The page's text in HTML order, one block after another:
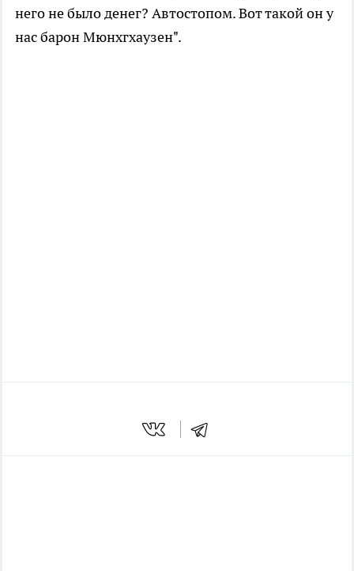
него не было денег? Автостопом. Вот такой он у
нас барон Мюнхгхаузен".